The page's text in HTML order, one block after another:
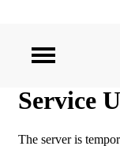
ZOEKEN